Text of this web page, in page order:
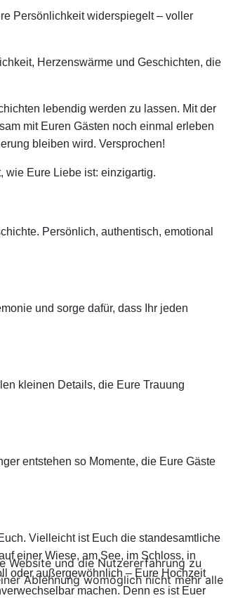
Persönlichkeit widerspiegelt – voller
Herzenswärme und Geschichten, die
lebendig werden zu lassen. Mit der
mit Euren Gästen noch einmal erleben
bleiben wird. Versprochen!
wie Eure Liebe ist: einzigartig.
Persönlich, authentisch, emotional
und sorge dafür, dass Ihr jeden
kleinen Details, die Eure Trauung
entstehen so Momente, die Eure Gäste
Vielleicht ist Euch die standesamtliche
einer Wiese, am See, im Schloss, in
oder außergewöhnlich – Eure Hochzeit
machen. Denn es ist Euer
Website und die Nutzererfahrung zu
Ablehnung womöglich nicht mehr alle